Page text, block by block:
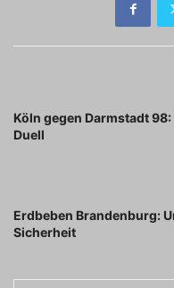
Köln gegen Darmstadt
Duell
Erdbeben Brandenburg:
Sicherheit